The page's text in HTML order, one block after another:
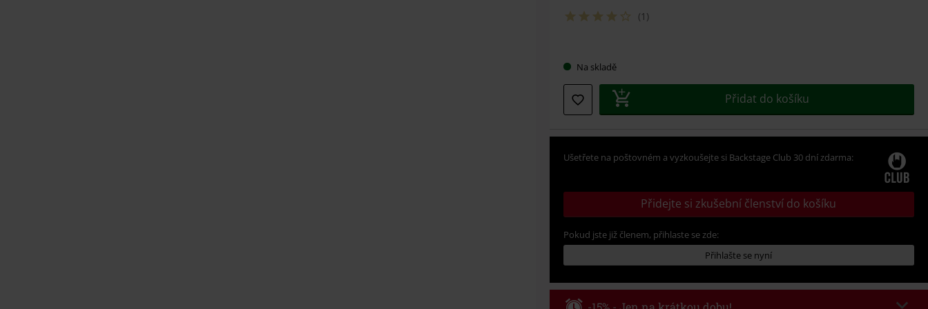
(1)
Vyberte
si
velikost
Na skladě
Přidat do košíku
Ušetřete na poštovném a vyzkoušejte si Backstage Club 30 dní zdarma:
Přidejte si zkušební členství do košíku
Pokud jste již členem, přihlaste se zde:
Přihlašte se nyní